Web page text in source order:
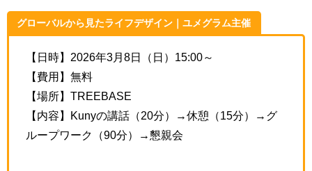
グローバルから見たライフデザイン｜ユメグラム主催
【日時】2026年3月8日（日）15:00～
【費用】無料
【場所】TREEBASE
【内容】Kunyの講話（20分）→休憩（15分）→グ
ループワーク（90分）→懇親会